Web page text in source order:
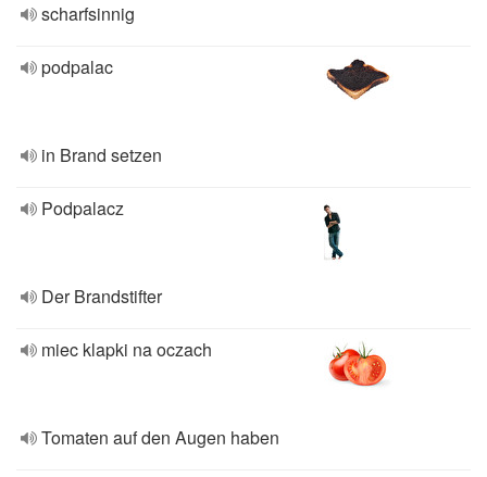
scharfsinnig
podpalac
in Brand setzen
Podpalacz
Der Brandstifter
miec klapki na oczach
Tomaten auf den Augen haben